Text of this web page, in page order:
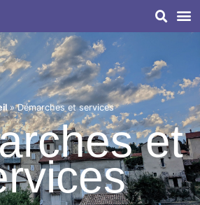
»Démarches et services
et